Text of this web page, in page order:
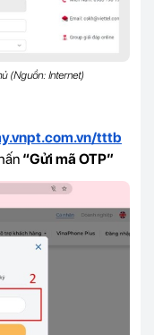
(Nguồn: Internet)
tttb
“Gửi mã OTP”